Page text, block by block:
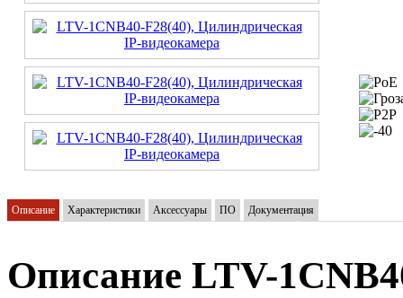
Описание Характеристики Аксессуары ПО Документация
Описание LTV-